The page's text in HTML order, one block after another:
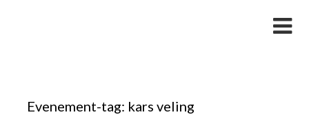
Evenement-tag: kars veling